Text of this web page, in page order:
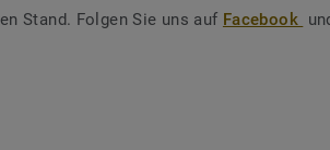
Stand. Folgen Sie uns auf Facebook